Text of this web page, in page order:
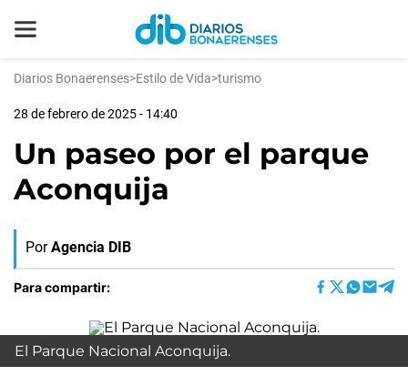
Diarios Bonaerenses>Estilo de Vida>turismo
28 de febrero de 2025 - 14:40
Un paseo por el parque
Aconquija
Por Agencia DIB
Para compartir:
El Parque Nacional Aconquija.